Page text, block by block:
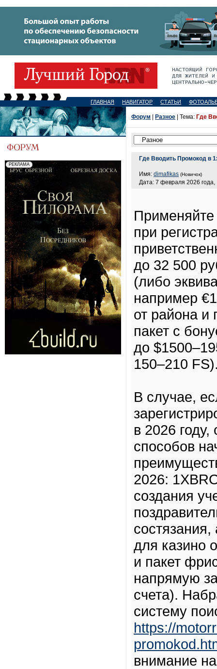
ГЛАВНАЯ НАВИГАТОР СТАТЬИ
Форум Разное | Тема: Где
Где Вводить Промокод в
Имя: dimafikas (Новичок)
Дата: 7 февраля 2026 года,
при
до 32 500
(либо
например
от района и
пакет с
до
150–210
В случае,
в 2026
способов
2026:
создания
для казино
и пакет
напрямую
счета).
систему
https://
внимание